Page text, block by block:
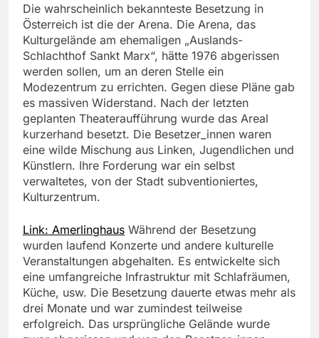
Die wahrscheinlich bekannteste Besetzung in
Österreich ist die der Arena. Die Arena, das
Kulturgelände am ehemaligen „Auslands-
Schlachthof Sankt Marx“, hätte 1976 abgerissen
werden sollen, um an deren Stelle ein
Modezentrum zu errichten. Gegen diese Pläne gab
es massiven Widerstand. Nach der letzten
geplanten Theateraufführung wurde das Areal
kurzerhand besetzt. Die Besetzer_innen waren
eine wilde Mischung aus Linken, Jugendlichen und
Künstlern. Ihre Forderung war ein selbst
verwaltetes, von der Stadt subventioniertes,
Kulturzentrum.
Link: Amerlinghaus Während der Besetzung
wurden laufend Konzerte und andere kulturelle
Veranstaltungen abgehalten. Es entwickelte sich
eine umfangreiche Infrastruktur mit Schlafräumen,
Küche, usw. Die Besetzung dauerte etwas mehr als
drei Monate und war zumindest teilweise
erfolgreich. Das ursprüngliche Gelände wurde